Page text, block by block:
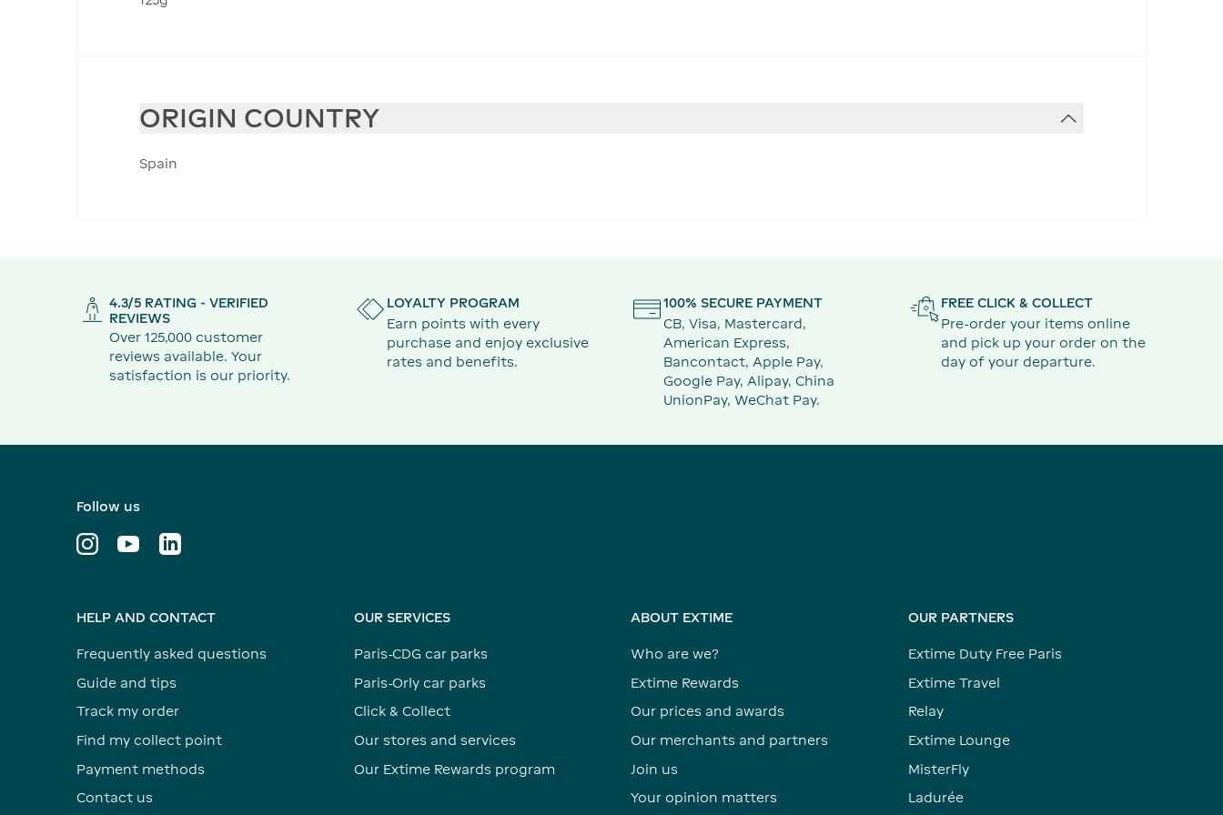
ORIGIN COUNTRY
Spain
4.3/5 RATING - VERIFIED
REVIEWS
Over 125,000 customer
reviews available. Your
satisfaction is our priority.
LOYALTY PROGRAM
Earn points with every
purchase and enjoy exclusive
rates and benefits.
100% SECURE PAYMENT
CB, Visa, Mastercard,
American Express,
Bancontact, Apple Pay,
Google Pay, Alipay, China
UnionPay, WeChat Pay.
FREE CLICK & COLLECT
Pre-order your items online
and pick up your order on the
day of your departure.
Follow us
HELP AND CONTACT
Frequently asked questions
Guide and tips
Track my order
Find my collect point
Payment methods
Contact us
OUR SERVICES
Paris-CDG car parks
Paris-Orly car parks
Click & Collect
Our stores and services
Our Extime Rewards program
ABOUT EXTIME
Who are we?
Extime Rewards
Our prices and awards
Our merchants and partners
Join us
Your opinion matters
OUR PARTNERS
Extime Duty Free Paris
Extime Travel
Relay
Extime Lounge
MisterFly
Ladurée